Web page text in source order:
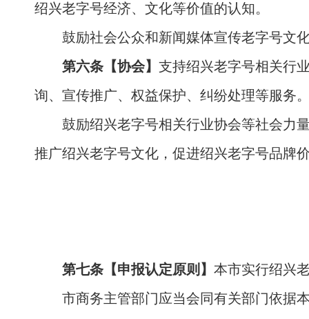
绍兴老字号经济、文化等价值的认知。
鼓励社会公众和新闻媒体宣传老字号文
第六条【协会】 支持绍兴老字号相关行
询、宣传推广、权益保护、纠纷处理等服务
鼓励绍兴老字号相关行业协会等社会力
推广绍兴老字号文化，促进绍兴老字号品牌
第七条【申报认定原则】 本市实行绍兴
市商务主管部门应当会同有关部门依据